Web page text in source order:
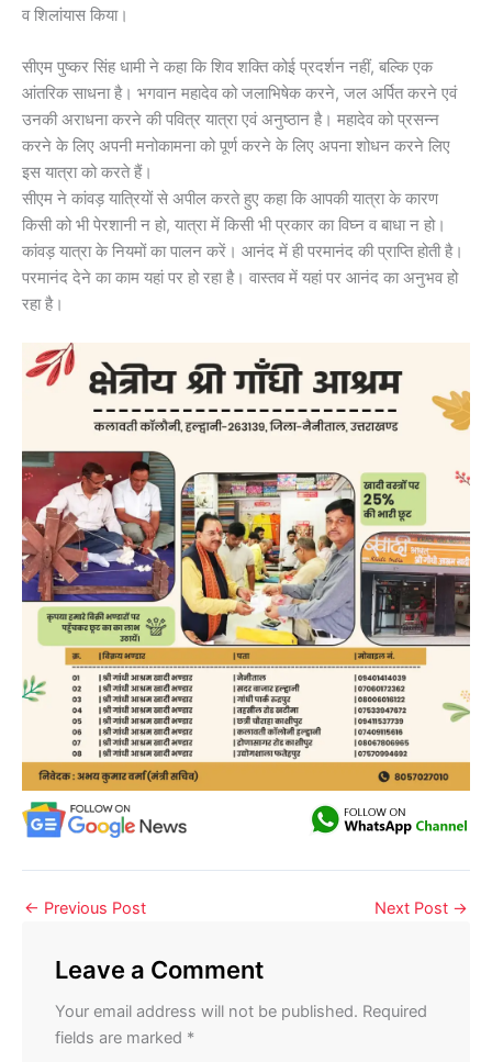
व शिलांयास किया।
सीएम पुष्कर सिंह धामी ने कहा कि शिव शक्ति कोई प्रदर्शन नहीं, बल्कि एक
आंतरिक साधना है। भगवान महादेव को जलाभिषेक करने, जल अर्पित करने एवं
उनकी अराधना करने की पवित्र यात्रा एवं अनुष्ठान है। महादेव को प्रसन्न
करने के लिए अपनी मनोकामना को पूर्ण करने के लिए अपना शोधन करने लिए
इस यात्रा को करते हैं।
सीएम ने कांवड़ यात्रियों से अपील करते हुए कहा कि आपकी यात्रा के कारण
किसी को भी पेरशानी न हो, यात्रा में किसी भी प्रकार का विघ्न व बाधा न हो।
कांवड़ यात्रा के नियमों का पालन करें। आनंद में ही परमानंद की प्राप्ति होती है।
परमानंद देने का काम यहां पर हो रहा है। वास्तव में यहां पर आनंद का अनुभव हो
रहा है।
← Previous Post Next Post →
Leave a Comment
Your email address will not be published. Required
fields are marked *